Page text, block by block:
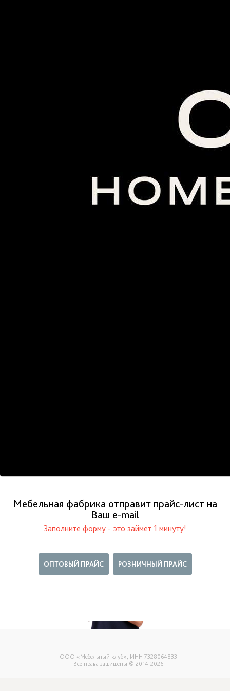
Мебельная фабрика отправит прайс-лист на
Ваш е-mail
Заполните форму - это займет 1 минуту!
ОПТОВЫЙ ПРАЙС РОЗНИЧНЫЙ ПРАЙС
ООО «Мебельный клуб», ИНН 7328064833
Все права защищены © 2014-2026